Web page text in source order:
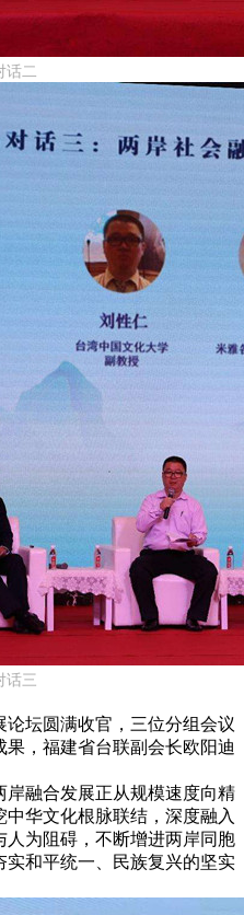
话二
话三
坛圆满收官，三位分组会议
，福建省台联副会长欧阳迪
融合发展正从规模速度向精
华文化根脉联结，深度融入
人为阻碍，不断增进两岸同胞
实和平统一、民族复兴的坚实